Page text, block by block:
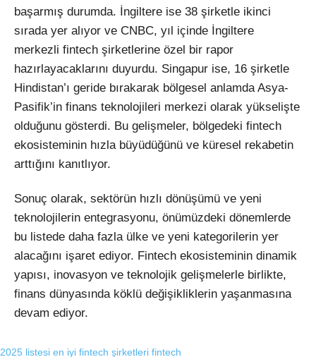
başarmış durumda. İngiltere ise 38 şirketle ikinci
sırada yer alıyor ve CNBC, yıl içinde İngiltere
merkezli fintech şirketlerine özel bir rapor
hazırlayacaklarını duyurdu. Singapur ise, 16 şirketle
Hindistan’ı geride bırakarak bölgesel anlamda Asya-
Pasifik’in finans teknolojileri merkezi olarak yükselişte
olduğunu gösterdi. Bu gelişmeler, bölgedeki fintech
ekosisteminin hızla büyüdüğünü ve küresel rekabetin
arttığını kanıtlıyor.
Sonuç olarak, sektörün hızlı dönüşümü ve yeni
teknolojilerin entegrasyonu, önümüzdeki dönemlerde
bu listede daha fazla ülke ve yeni kategorilerin yer
alacağını işaret ediyor. Fintech ekosisteminin dinamik
yapısı, inovasyon ve teknolojik gelişmelerle birlikte,
finans dünyasında köklü değişikliklerin yaşanmasına
devam ediyor.
2025 listesi en iyi fintech şirketleri fintech